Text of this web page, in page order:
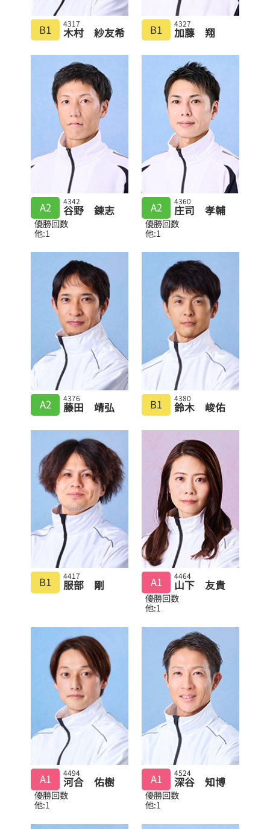
B1 4317
木村 紗友希 B1 4327
加藤 翔
A2 4342
谷野 錬志
優勝回数
他:1
A2 4360
庄司 孝輔
優勝回数
他:1
A2 4376
藤田 靖弘 B1 4380
鈴木 峻佑
B1 4417
服部 剛 A1 4464
山下 友貴
優勝回数
他:1
A1 4494
河合 佑樹
優勝回数
他:1
A1 4524
深谷 知博
優勝回数
他:1